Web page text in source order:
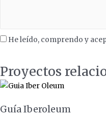
He leído, comprendo y
Proyectos
Guía Iberoleum